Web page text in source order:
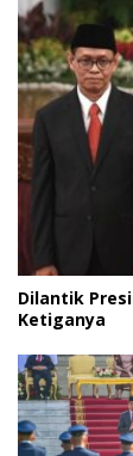
Dilantik
Ketiganya